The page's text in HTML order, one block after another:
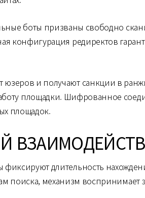
боты призваны свободно
конфигурация редиректов
юзеров и получают санкции в
площадки. Шифрованное
площадок.
длительность
поиска, механизм воспринимает